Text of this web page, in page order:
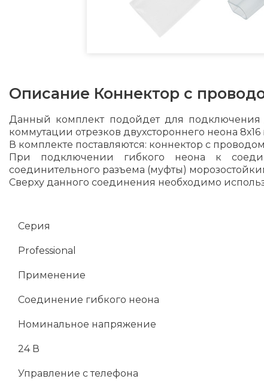
Описание Коннектор с
Данный комплект подойдет для
коммутации отрезков двухстороннего неона
В комплекте поставляются: коннектор с
При подключении гибкого неона к
соединительного разъема (муфты)
Сверху данного соединения необходимо
Серия
Professional
Применение
Соединение гибкого неона
Номинальное напряжение
24 В
Управление с телефона